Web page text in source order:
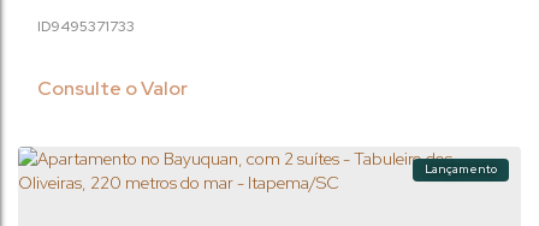
Consulte o Valor
1733
949537
facilitadas. Destaques do Imóvel Área
(sendo 1 suíte) Vagas de Garagem: 1...
Lançamento